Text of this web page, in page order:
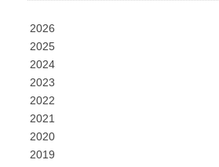
2026
2025
2024
2023
2022
2021
2020
2019